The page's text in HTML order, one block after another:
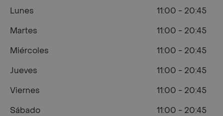
Lunes
11:00 - 20:45
Martes
11:00 - 20:45
Miércoles
11:00 - 20:45
Jueves
11:00 - 20:45
Viernes
11:00 - 20:45
Sábado
11:00 - 20:45